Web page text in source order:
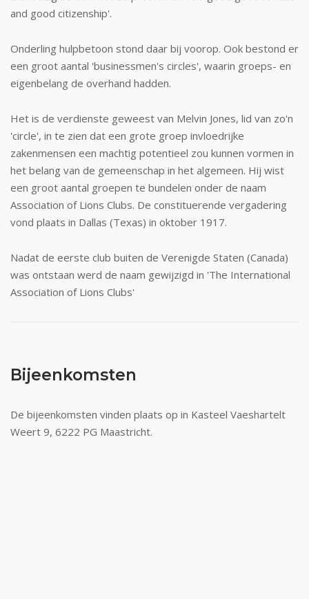
and good citizenship'.
Onderling hulpbetoon stond daar bij voorop. Ook bestond er
een groot aantal 'businessmen's circles', waarin groeps- en
eigenbelang de overhand hadden.
Het is de verdienste geweest van Melvin Jones, lid van zo'n
'circle', in te zien dat een grote groep invloedrijke
zakenmensen een machtig potentieel zou kunnen vormen in
het belang van de gemeenschap in het algemeen. Hij wist
een groot aantal groepen te bundelen onder de naam
Association of Lions Clubs. De constituerende vergadering
vond plaats in Dallas (Texas) in oktober 1917.
Nadat de eerste club buiten de Verenigde Staten (Canada)
was ontstaan werd de naam gewijzigd in 'The International
Association of Lions Clubs'
Bijeenkomsten
De bijeenkomsten vinden plaats op in Kasteel Vaeshartelt
Weert 9, 6222 PG Maastricht.